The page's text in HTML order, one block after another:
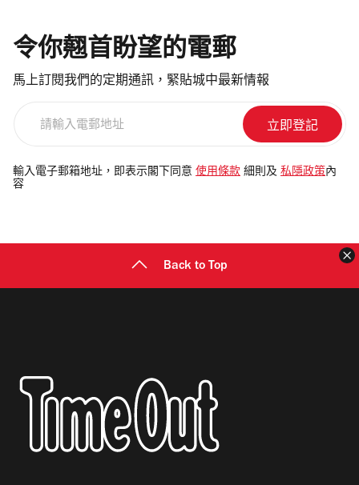
令你翹首盼望的電郵
馬上訂閱我們的定期通訊，緊貼城中最新情報
電
郵
輸入電子郵箱地址，即表示閣下同意 使用條款 細則及 私隱政策 內
容
Back to Top